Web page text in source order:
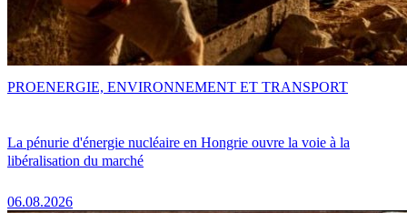
La pénurie d'énergie nucléaire en Hongrie ouvre la voie à la
libéralisation du marché
06.08.2026
PROENERGIE, ENVIRONNEMENT ET TRANSPORT